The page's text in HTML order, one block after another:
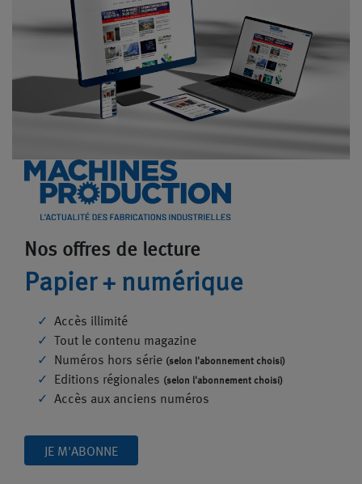
Nos offres de lecture
Papier + numérique
Accès illimité
Tout le contenu magazine
Numéros hors série (selon l'abonnement choisi)
Editions régionales (selon l'abonnement choisi)
Accès aux anciens numéros
JE M'ABONNE